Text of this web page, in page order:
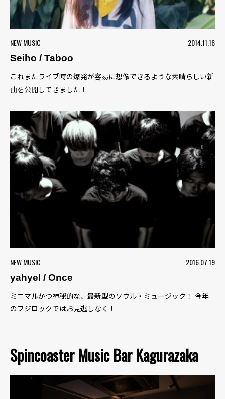
NEW MUSIC
2014.11.16
Seiho / Taboo
これまたライブ時の爆発が容易に想像できるような素晴らしい新
曲を公開してきました！
NEW MUSIC
2016.07.19
yahyel / Once
ミニマルかつ神秘的な、最新型のソウル・ミュージック！ 今年
のフジロックではお見逃しなく！
Spincoaster Music Bar Kagurazaka